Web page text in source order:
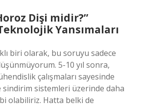
Dişi midir?”
Yansımaları
biri olarak, bu soruyu sadece
5-10 yıl sonra,
çalışmaları sayesinde
sindirim sistemleri üzerinde daha
olabiliriz. Hatta belki de